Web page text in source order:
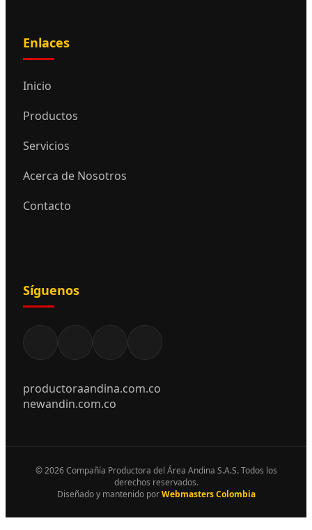
Enlaces
Inicio
Productos
Servicios
Acerca de Nosotros
Contacto
Síguenos
productoraandina.com.co
newandin.com.co
© 2026 Compañía Productora del Área Andina S.A.S. Todos los
derechos reservados.
Diseñado y mantenido porWebmasters Colombia